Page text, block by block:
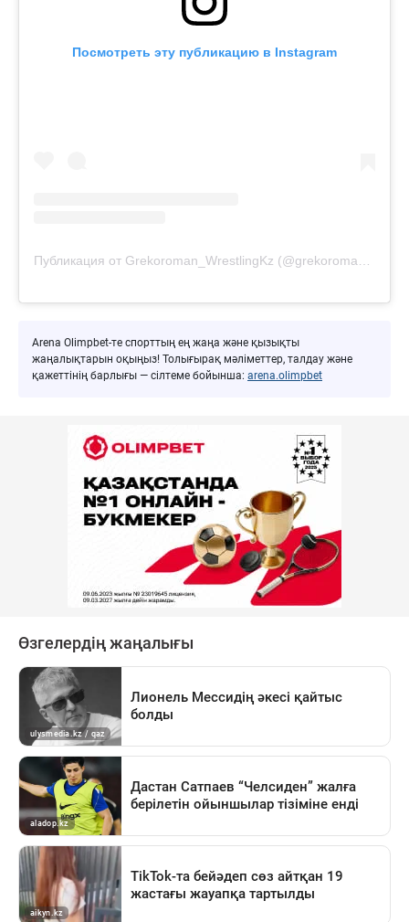
Посмотреть эту публикацию в Instagram
Arena Olimpbet-те спорттың ең жаңа және қызықты
жаңалықтарын оқыңыз! Толығырақ мәліметтер, талдау және
қажеттінің барлығы — сілтеме бойынша: arena.olimpbet